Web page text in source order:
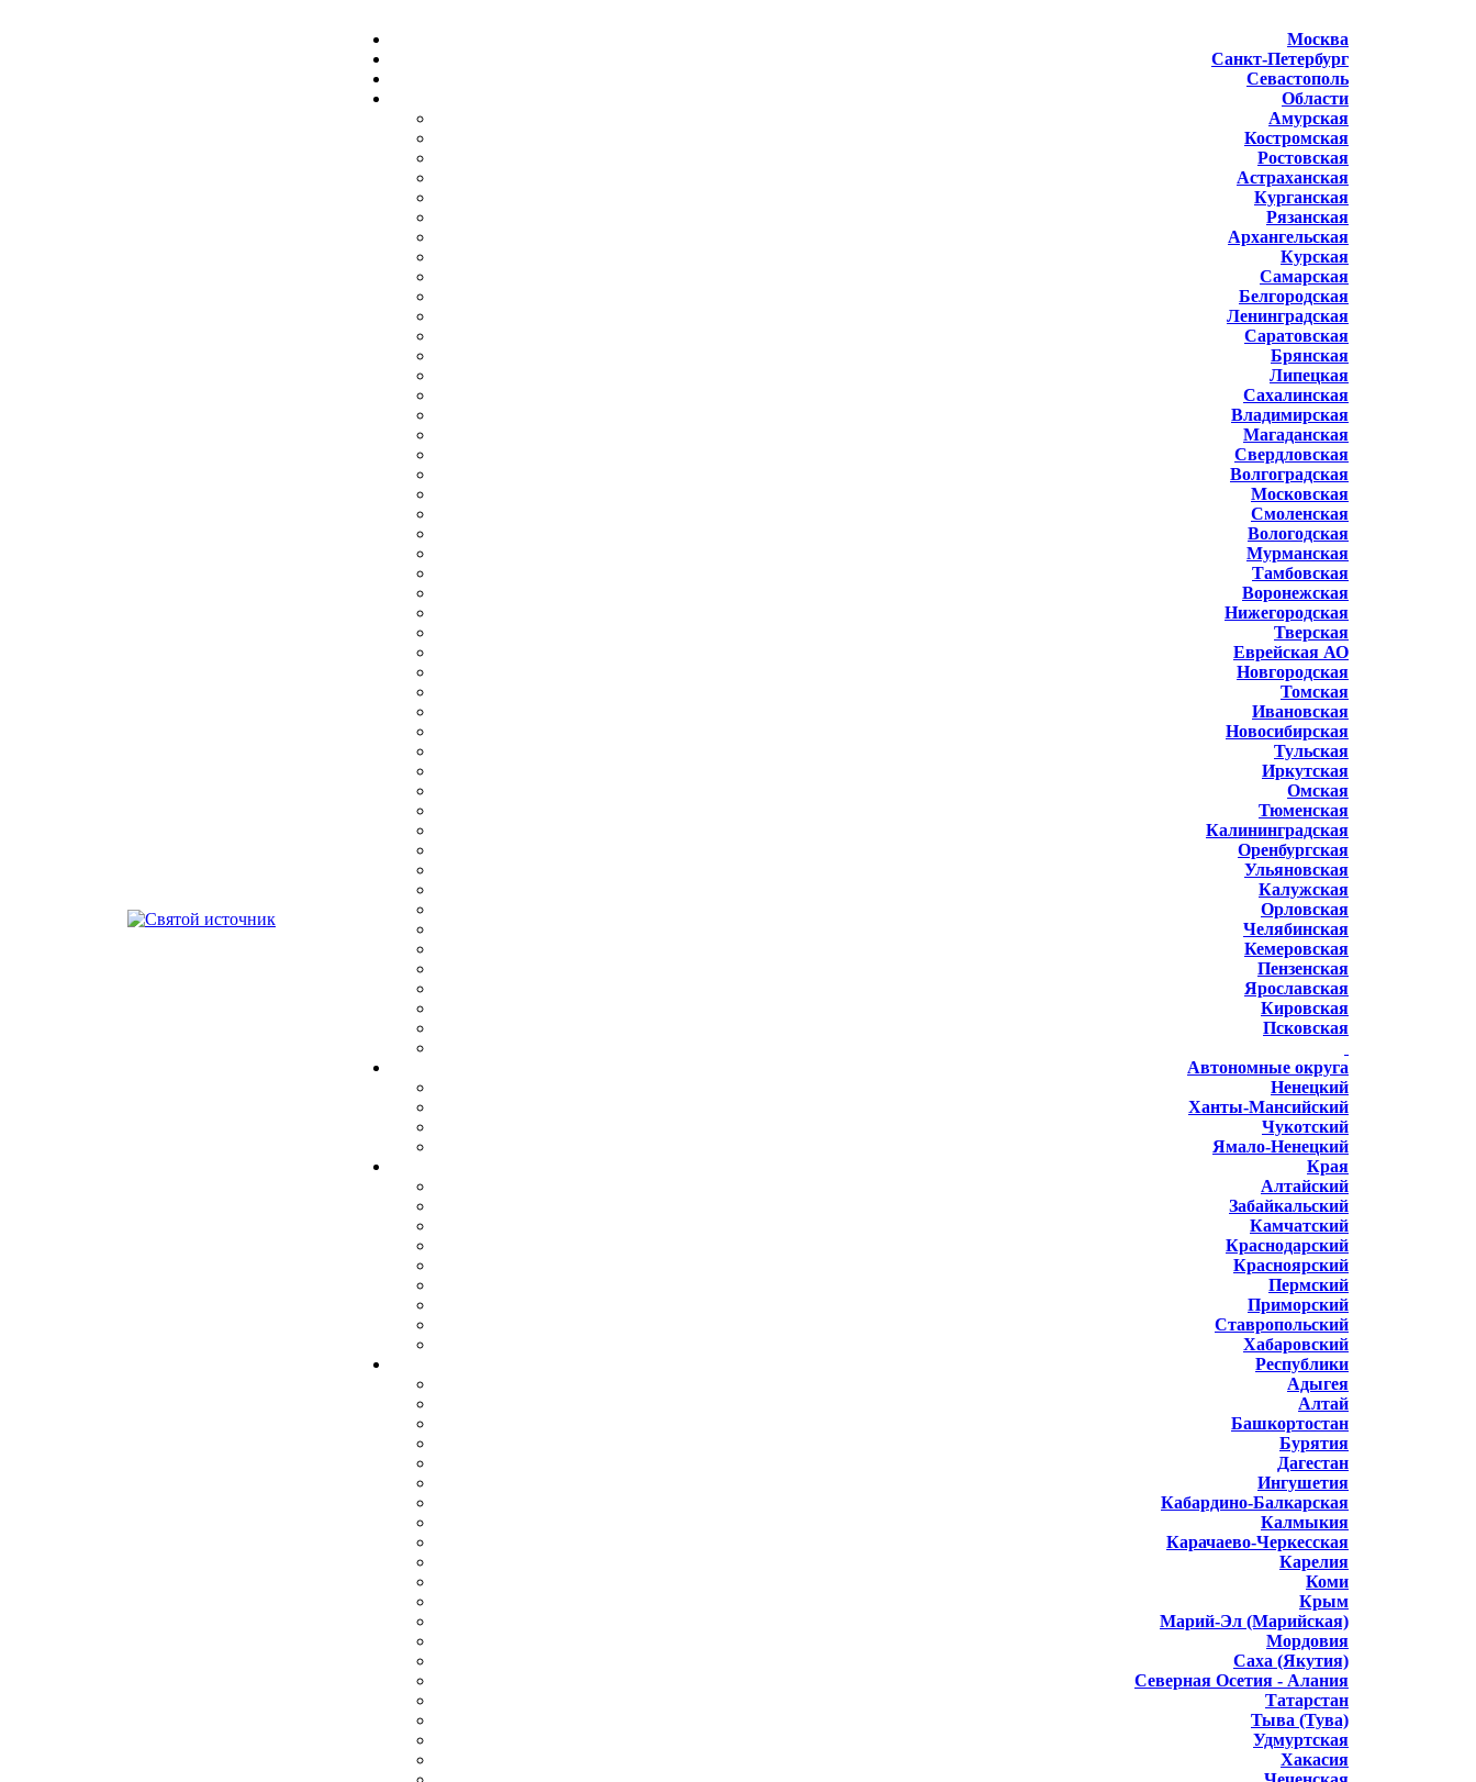
Москва
Санкт-Петербург
Севастополь
Области
Амурская
Костромская
Ростовская
Астраханская
Курганская
Рязанская
Архангельская
Курская
Самарская
Белгородская
Ленинградская
Саратовская
Брянская
Липецкая
Сахалинская
Владимирская
Магаданская
Свердловская
Волгоградская
Московская
Смоленская
Вологодская
Мурманская
Тамбовская
Воронежская
Нижегородская
Тверская
Еврейская АО
Новгородская
Томская
Ивановская
Новосибирская
Тульская
Иркутская
Омская
Тюменская
Калининградская
Оренбургская
Ульяновская
Калужская
Орловская
Челябинская
Кемеровская
Пензенская
Ярославская
Кировская
Псковская
Автономные округа
Ненецкий
Ханты-Мансийский
Чукотский
Ямало-Ненецкий
Края
Алтайский
Забайкальский
Камчатский
Краснодарский
Красноярский
Пермский
Приморский
Ставропольский
Хабаровский
Республики
Адыгея
Алтай
Башкортостан
Бурятия
Дагестан
Ингушетия
Кабардино-Балкарская
Калмыкия
Карачаево-Черкесская
Карелия
Коми
Крым
Марий-Эл (Марийская)
Мордовия
Саха (Якутия)
Северная Осетия - Алания
Татарстан
Тыва (Тува)
Удмуртская
Хакасия